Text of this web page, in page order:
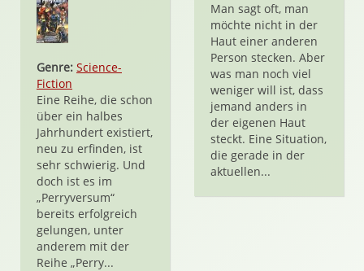
Genre: Science-
Fiction
Eine Reihe, die schon
über ein halbes
Jahrhundert existiert,
neu zu erfinden, ist
sehr schwierig. Und
doch ist es im
„Perryversum“
bereits erfolgreich
gelungen, unter
anderem mit der
Reihe „Perry...
Man sagt oft, man
möchte nicht in der
Haut einer anderen
Person stecken. Aber
was man noch viel
weniger will ist, dass
jemand anders in
der eigenen Haut
steckt. Eine Situation,
die gerade in der
aktuellen...